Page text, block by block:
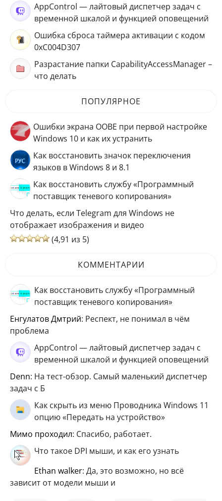
AppControl — лайтовый диспетчер задач с
временной шкалой и функцией оповещений
Ошибка сброса таймера активации с кодом
0xC004D307
Разрастание папки CapabilityAccessManager –
что делать
ПОПУЛЯРНОЕ
Ошибки экрана OOBE при первой настройке
Windows 10 и как их устранить
Как восстановить значок переключения
языков в Windows 8 и 8.1
Как восстановить службу «Программный
поставщик теневого копирования»
Что делать, если Telegram для Windows не
отображает изображения и видео
(4,91 из 5)
КОММЕНТАРИИ
Как восстановить службу «Программный
поставщик теневого копирования»
Енгулатов Дмтрий: Респект, не понимал в чём
проблема
AppControl — лайтовый диспетчер задач с
временной шкалой и функцией оповещений
Denn: На тест-обзор. Самый маленький диспетчер
задач с Б
Как скрыть из меню Проводника Windows 11
опцию «Передать на устройство»
мимо проходил: Спасибо, работает.
Что такое DPI мыши, и как его узнать
ethan walker: Да, это возможно, но всё
зависит от модели мыши и